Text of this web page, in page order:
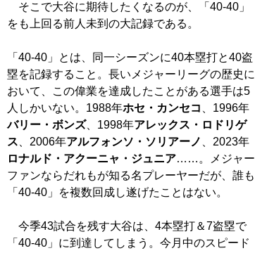
そこで大谷に期待したくなるのが、「40-40」
をも上回る前人未到の大記録である。
「40-40」とは、同一シーズンに40本塁打と40盗
塁を記録すること。長いメジャーリーグの歴史に
おいて、この偉業を達成したことがある選手は5
人しかいない。1988年ホセ・カンセコ
、1996年
バリー・ボンズ、1998年アレックス・ロドリゲ
ス 、2006年アルフォンソ・ソリアーノ
、2023年
ロナルド・アクーニャ・ジュニア……。メジャー
ファンならだれもが知る名プレーヤーだが、誰も
「40-40」を複数回成し遂げたことはない。
今季43試合を残す大谷は、4本塁打＆7盗塁で
「40-40」に到達してしまう。今月中のスピード